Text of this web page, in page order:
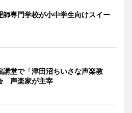
師専門学校が小中学生向けスイー
講堂で「津田沼ちいさな声楽教
声楽家が主宰